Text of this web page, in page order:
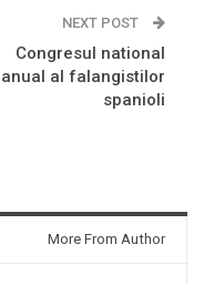
NEXT POST
Congresul national
anual al falangistilor
spanioli
More From Author